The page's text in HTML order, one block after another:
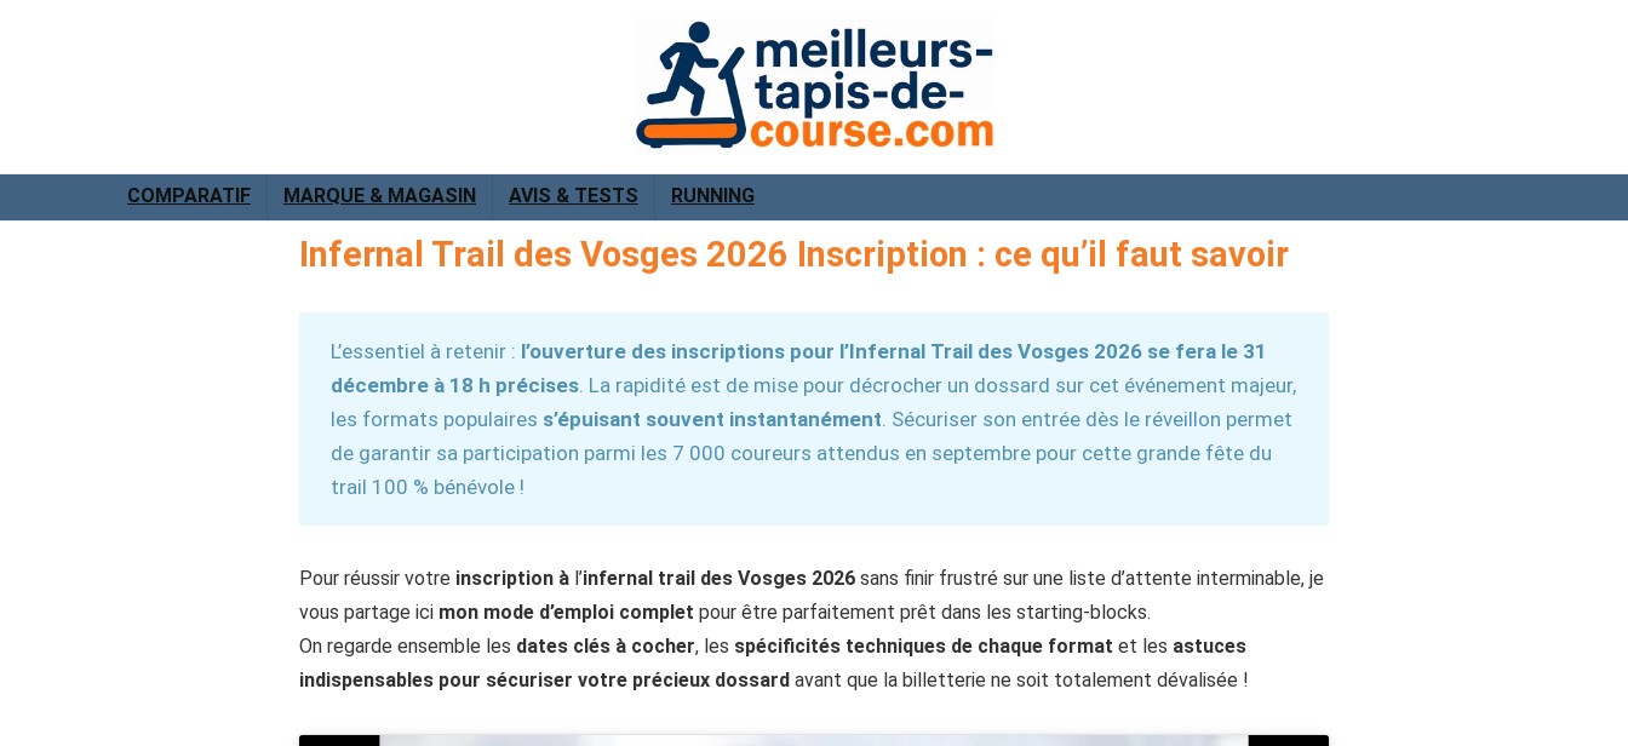
COMPARATIF MARQUE & MAGASIN AVIS & TESTS RUNNING
Infernal Trail des Vosges 2026 Inscription : ce qu’il faut savoir
L’essentiel à retenir : l’ouverture des inscriptions pour l’Infernal Trail des Vosges 2026 se fera le 31
décembre à 18 h précises. La rapidité est de mise pour décrocher un dossard sur cet événement majeur,
les formats populaires s’épuisant souvent instantanément. Sécuriser son entrée dès le réveillon permet
de garantir sa participation parmi les 7 000 coureurs attendus en septembre pour cette grande fête du
trail 100 % bénévole !
Pour réussir votre inscription à l’infernal trail des Vosges 2026 sans finir frustré sur une liste d’attente interminable, je
vous partage ici mon mode d’emploi complet pour être parfaitement prêt dans les starting-blocks.
On regarde ensemble les dates clés à cocher, les spécificités techniques de chaque format et les astuces
indispensables pour sécuriser votre précieux dossard avant que la billetterie ne soit totalement dévalisée !